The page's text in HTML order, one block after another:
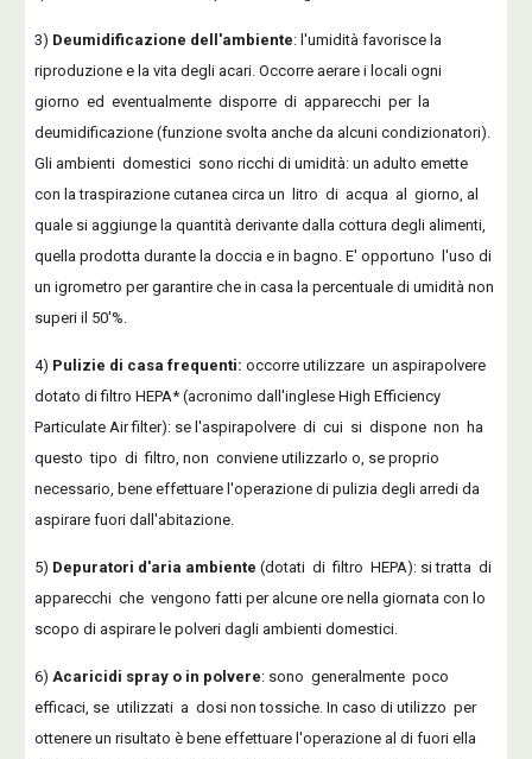
3) Deumidificazione dell'ambiente: l'umidità favorisce la
riproduzione e la vita degli acari. Occorre aerare i locali ogni
giorno ed eventualmente disporre di apparecchi per la
deumidificazione (funzione svolta anche da alcuni condizionatori).
Gli ambienti domestici sono ricchi di umidità: un adulto emette
con la traspirazione cutanea circa un litro di acqua al giorno, al
quale si aggiunge la quantità derivante dalla cottura degli alimenti,
quella prodotta durante la doccia e in bagno. E' opportuno l'uso di
un igrometro per garantire che in casa la percentuale di umidità non
superi il 50'%.
4) Pulizie di casa frequenti: occorre utilizzare un aspirapolvere
dotato di filtro HEPA* (acronimo dall'inglese High Efficiency
Particulate Air filter): se l'aspirapolvere di cui si dispone non ha
questo tipo di filtro, non conviene utilizzarlo o, se proprio
necessario, bene effettuare l'operazione di pulizia degli arredi da
aspirare fuori dall'abitazione.
5) Depuratori d'aria ambiente(dotati di filtro HEPA): si tratta di
apparecchi che vengono fatti per alcune ore nella giornata con lo
scopo di aspirare le polveri dagli ambienti domestici.
6)Acaricidi spray o in polvere: sono generalmente poco
efficaci, se utilizzati a dosi non tossiche. In caso di utilizzo per
ottenere un risultato è bene effettuare l'operazione al di fuori ella